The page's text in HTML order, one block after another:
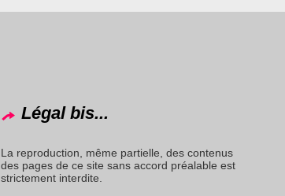
Légal bis...
La reproduction, même partielle, des contenus
des pages de ce site sans accord préalable est
strictement interdite.